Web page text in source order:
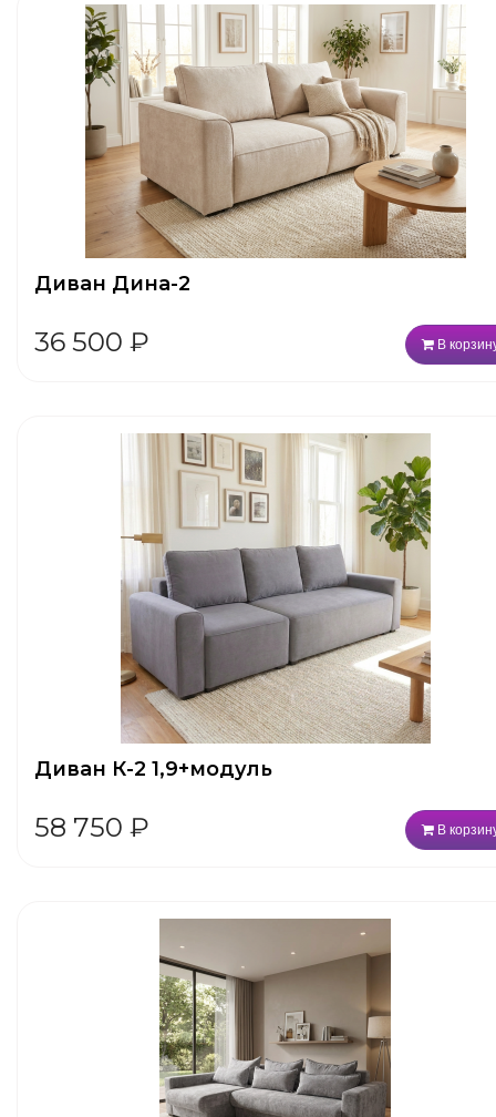
Диван Дина-2
36 500 ₽ В
Диван К-2 1,9+модуль
58 750 ₽ В